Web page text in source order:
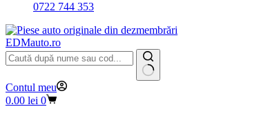
0722 744 353
EDMauto.ro
Niciun
rezultat
Contul meu
Coș
0.00 lei 0